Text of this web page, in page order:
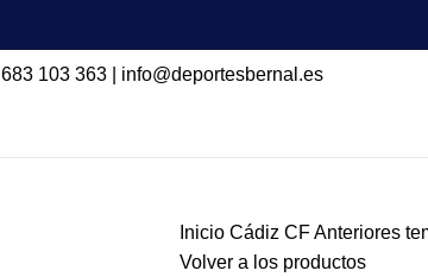
683 103 363| info@deportesbernal.es
Inicio Cádiz CFAnteriores
Volver a los productos